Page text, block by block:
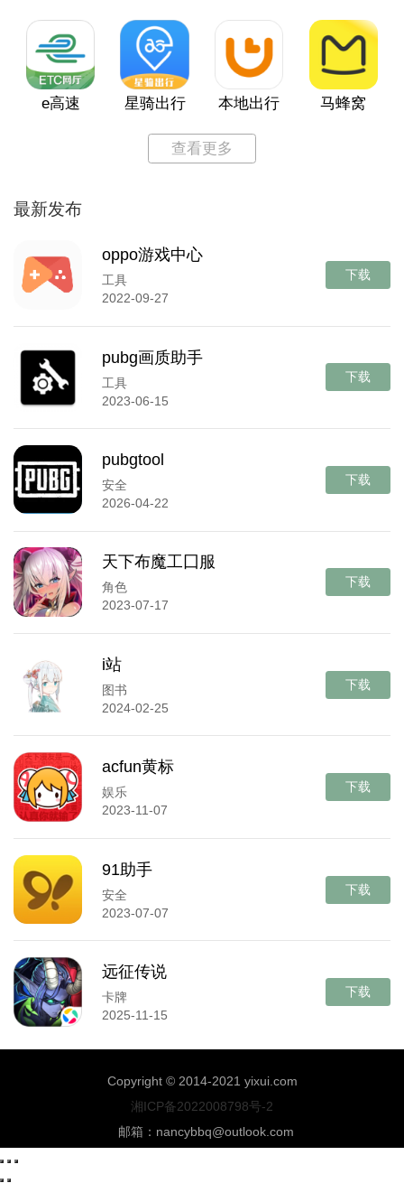
e高速 星骑出行 本地出行 马蜂窝
查看更多
最新发布
oppo游戏中心
工具
2022-09-27
下载
pubg画质助手
工具
2023-06-15
下载
pubgtool
安全
2026-04-22
下载
天下布魔工囗服
角色
2023-07-17
下载
i站
图书
2024-02-25
下载
acfun黄标
娱乐
2023-11-07
下载
91助手
安全
2023-07-07
下载
远征传说
卡牌
2025-11-15
下载
Copyright © 2014-2021 yixui.com
湘ICP备2022008798号-2
邮箱：nancybbq@outlook.com